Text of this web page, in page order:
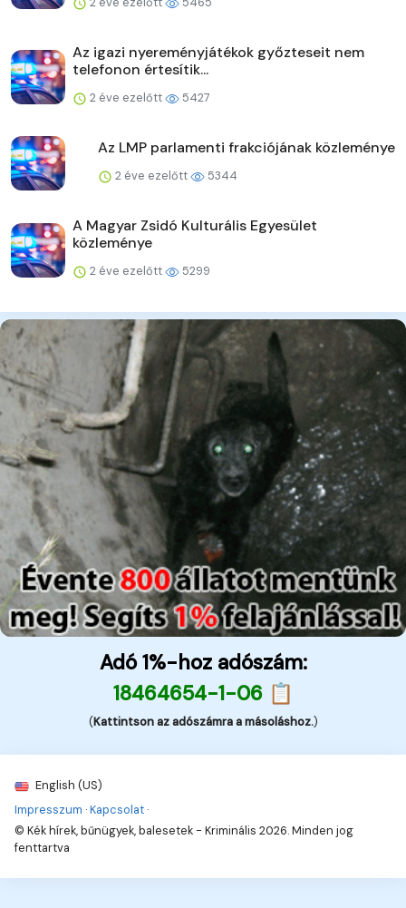
Az igazi nyereményjátékok győzteseit nem
telefonon értesítik...
2 éve ezelőtt 5427
Az LMP parlamenti frakciójának közleménye
2 éve ezelőtt 5344
A Magyar Zsidó Kulturális Egyesület
közleménye
2 éve ezelőtt 5299
Adó 1%-hoz adószám:
18464654-1-06 📋
(Kattintson az adószámra a másoláshoz.)
English (US)
Impresszum ·Kapcsolat ·
© Kék hírek, bűnügyek, balesetek - Kriminális 2026. Minden jog
fenttartva